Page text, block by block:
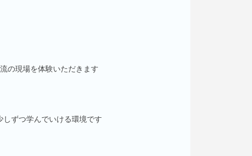
の現場を体験いただきます
ずつ学んでいける環境です